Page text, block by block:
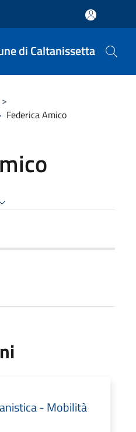
di Caltanissetta
>
Federica Amico
- Mobilità